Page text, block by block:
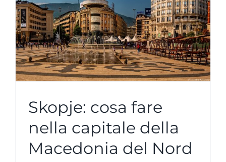
Skopje: cosa fare
nella capitale della
Macedonia del Nord